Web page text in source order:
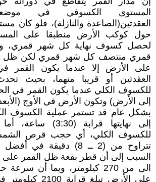
المستوى الكسوفي في
العقدتين(الصاعدة والنازلة)، فلو كان
حول كوكب الأرض منطبقا على
لحصل كسوف نهاية كل شهر قمري،
قمري منتصف كل شهر قمري لكن ظل
على الأرض إلا عندما يكون القمر
العقدتين أو قريبا منهما، بحيث
للكسوف الكلي عندما يكون القمر في
إلى الأرض) وتكون الأرض في الأوج
بشكل عام قد تستمر عملية الكسوف
إلى نهايتها قرابة
للكسوف الكلي، أي حجب قرص
تتراوح من (2 ــ 8) دقيقة في
السبب إلى أن قطر بقعة ظل القمر
الى من 270 كيلومتر، وبما أن
على الأرض تبلغ